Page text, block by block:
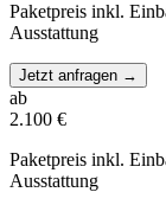
Paketpreis inkl.
Ausstattung
Jetzt anfragen →
ab
2.100 €
Paketpreis inkl.
Ausstattung